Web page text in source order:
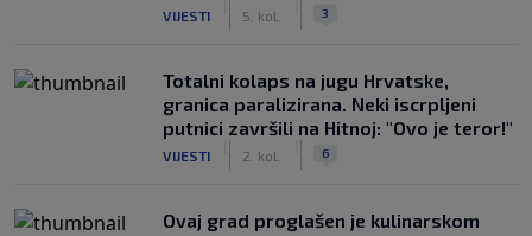
VIJESTI 5. kol. 3
Totalni kolaps na jugu Hrvatske,
granica paralizirana. Neki iscrpljeni
putnici završili na Hitnoj: "Ovo je teror!"
VIJESTI 2. kol. 6
Ovaj grad proglašen je kulinarskom